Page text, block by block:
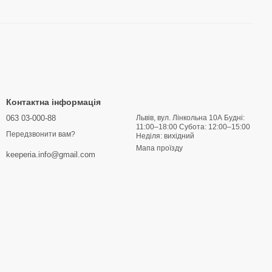
Контактна інформація
063 03-000-88
Передзвонити вам?
keeperia.info@gmail.com
Львів, вул. Лінкольна 10А Будні:
11:00–18:00 Субота: 12:00–15:00
Неділя: вихідний
Мапа проїзду